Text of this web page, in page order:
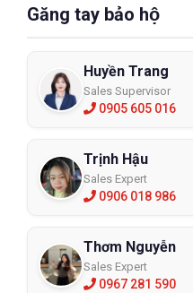
Găng tay bảo hộ
Huyền Trang
Sales Supervisor
0905 605 016
Trịnh Hậu
Sales Expert
0906 018 986
Thơm Nguyễn
Sales Expert
0967 281 590